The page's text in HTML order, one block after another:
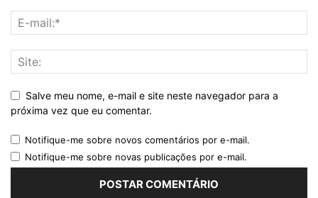
Salve meu nome, e-mail e site neste navegador para a
próxima vez que eu comentar.
Notifique-me sobre novos comentários por e-mail.
Notifique-me sobre novas publicações por e-mail.